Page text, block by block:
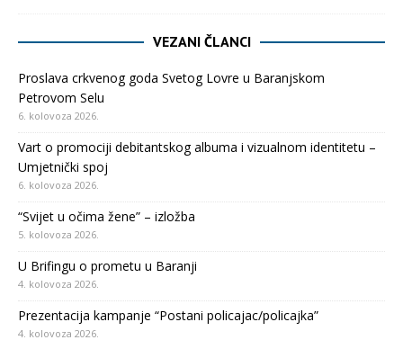
VEZANI ČLANCI
Proslava crkvenog goda Svetog Lovre u Baranjskom
Petrovom Selu
6. kolovoza 2026.
Vart o promociji debitantskog albuma i vizualnom identitetu –
Umjetnički spoj
6. kolovoza 2026.
“Svijet u očima žene” – izložba
5. kolovoza 2026.
U Brifingu o prometu u Baranji
4. kolovoza 2026.
Prezentacija kampanje “Postani policajac/policajka”
4. kolovoza 2026.